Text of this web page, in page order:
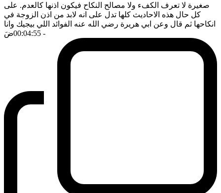
صغيرة لا تعرف الكفء ولا مصالح النكاح فيكون اذنها كالعدم. على
كل حال هذه الاحاديث كلها تدل على انه لابد من اذن الزوجة في
انكاحها ثم قال وعن ابي هريرة رضي الله عنه الفوائد اللي بيجيك وانا
- 00:04:55
ضَ